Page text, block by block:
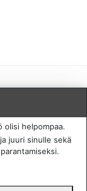
olisi helpompaa.
juuri sinulle sekä